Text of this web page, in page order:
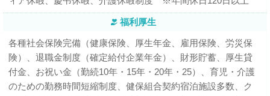
福利厚生
各種社会保険完備（健康保険、厚生年金、雇用保険、労災保
険）、退職金制度（確定給付企業年金）、財形貯蓄、厚生貸
付金、お祝い金（勤続10年・15年・20年・25）、育児・介護
のための勤務時間短縮制度、健保組合契約宿泊施設多数、ク